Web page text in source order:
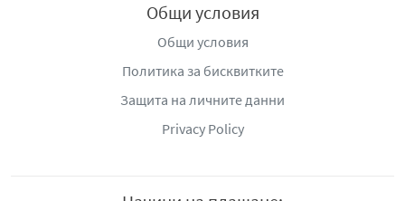
Общи условия
Общи условия
Политика за бисквитките
Защита на личните данни
Privacy Policy